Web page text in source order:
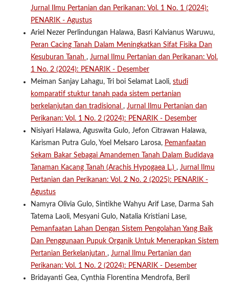
Jurnal Ilmu Pertanian dan Perikanan: Vol. 1 No. 1 (2024):
PENARIK - Agustus
Ariel Nezer Perlindungan Halawa, Basri Kalvianus Waruwu,
Peran Cacing Tanah Dalam Meningkatkan Sifat Fisika Dan
Kesuburan Tanah , Jurnal Ilmu Pertanian dan Perikanan: Vol.
1 No. 2 (2024): PENARIK - Desember
Meiman Sanjay Lahagu, Tri boi Selamat Laoli, studi
komparatif stuktur tanah pada sistem pertanian
berkelanjutan dan tradisional , Jurnal Ilmu Pertanian dan
Perikanan: Vol. 1 No. 2 (2024): PENARIK - Desember
Nisiyari Halawa, Aguswita Gulo, Jefon Citrawan Halawa,
Karisman Putra Gulo, Yoel Melsaro Larosa, Pemanfaatan
Sekam Bakar Sebagai Amandemen Tanah Dalam Budidaya
Tanaman Kacang Tanah (Arachis Hypogaea L.) , Jurnal Ilmu
Pertanian dan Perikanan: Vol. 2 No. 2 (2025): PENARIK -
Agustus
Namyra Olivia Gulo, Sintikhe Wahyu Arif Lase, Darma Sah
Tatema Laoli, Mesyani Gulo, Natalia Kristiani Lase,
Pemanfaatan Lahan Dengan Sistem Pengolahan Yang Baik
Dan Penggunaan Pupuk Organik Untuk Menerapkan Sistem
Pertanian Berkelanjutan , Jurnal Ilmu Pertanian dan
Perikanan: Vol. 1 No. 2 (2024): PENARIK - Desember
Bridayanti Gea, Cynthia Florentina Mendrofa, Beril